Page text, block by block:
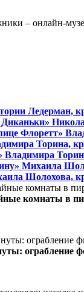
Ледерман,
Диканьки»
Флоретт»
Торина,
Владимира
Михаила
Шолохова,
комнаты в
ограбление